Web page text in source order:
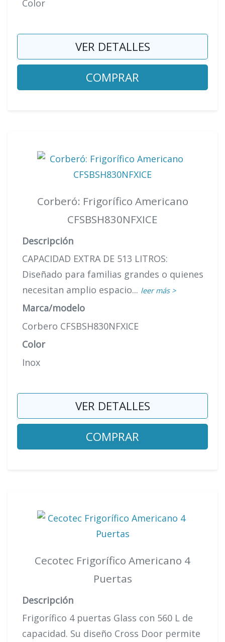
Color
VER DETALLES
COMPRAR
Corberó: Frigorífico Americano
CFSBSH830NFXICE
Descripción
CAPACIDAD EXTRA DE 513 LITROS:
Diseñado para familias grandes o quienes
necesitan amplio espacio... leer más >
Marca/modelo
Corbero CFSBSH830NFXICE
Color
Inox
VER DETALLES
COMPRAR
Cecotec Frigorífico Americano 4
Puertas
Descripción
Frigorífico 4 puertas Glass con 560 L de
capacidad. Su diseño Cross Door permite